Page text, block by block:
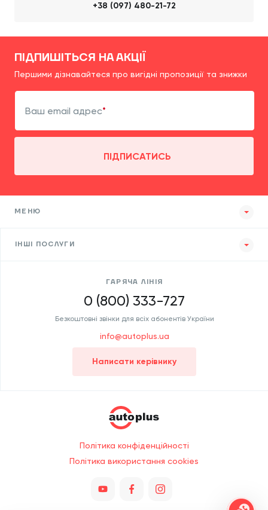
+38 (097) 480-21-72
ПІДПИШІТЬСЯ НА АКЦІЇ
Першими дізнавайтеся про вигідні пропозиції та знижки
Ваш email адрес
ПІДПИСАТИСЬ
МЕНЮ
ІНШІ ПОСЛУГИ
ГАРЯЧА ЛІНІЯ
0 (800) 333-727
Безкоштовні звінки для всіх абонентів України
info@autoplus.ua
Написати керівнику
Політика конфіденційності
Політика використання cookies